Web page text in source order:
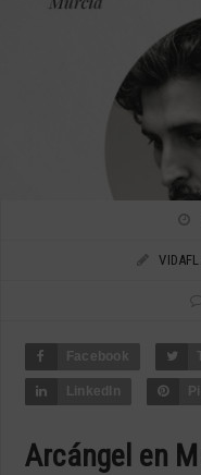
Facebook
LinkedIn
Arcángel en